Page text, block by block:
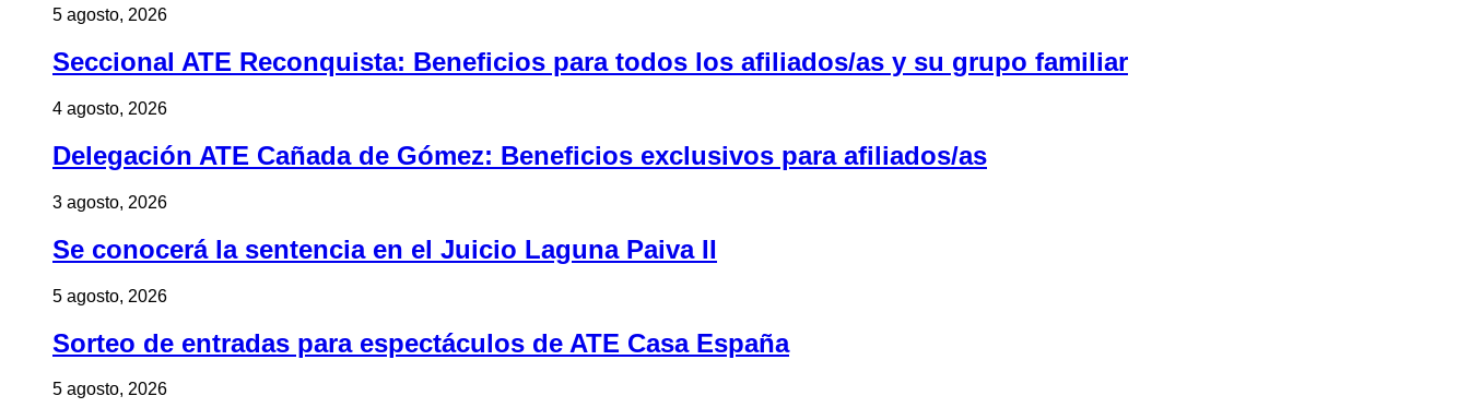
5 agosto, 2026
Seccional ATE Reconquista: Beneficios para todos los afiliados/as y su grupo familiar
4 agosto, 2026
Delegación ATE Cañada de Gómez: Beneficios exclusivos para afiliados/as
3 agosto, 2026
Se conocerá la sentencia en el Juicio Laguna Paiva II
5 agosto, 2026
Sorteo de entradas para espectáculos de ATE Casa España
5 agosto, 2026